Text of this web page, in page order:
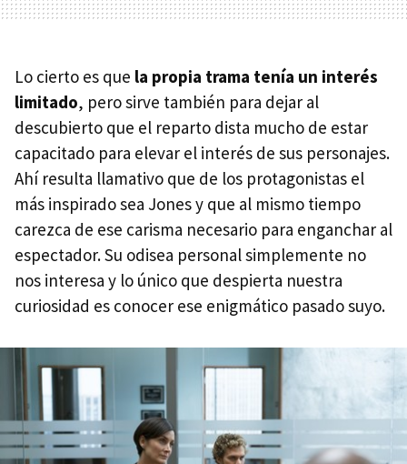
Lo cierto es que la propia trama tenía un interés
limitado, pero sirve también para dejar al
descubierto que el reparto dista mucho de estar
capacitado para elevar el interés de sus personajes.
Ahí resulta llamativo que de los protagonistas el
más inspirado sea Jones y que al mismo tiempo
carezca de ese carisma necesario para enganchar al
espectador. Su odisea personal simplemente no
nos interesa y lo único que despierta nuestra
curiosidad es conocer ese enigmático pasado suyo.